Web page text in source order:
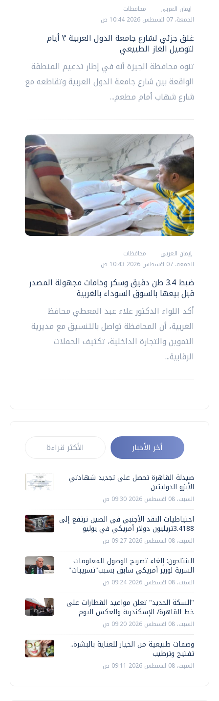
إيمان العربي
محافظات
الجمعة، 07 اغسطس 2026 10:44 ص
غلق جزئي لشارع جامعة الدول العربية ٣ أيام
لتوصيل الغاز الطبيعي
تنوه محافظة الجيزة أنه في إطار تدعيم المنطقة
الواقعة بين شارع جامعة الدول العربية وتقاطعه مع
شارع شهاب أمام مطعم...
إيمان العربي
محافظات
الجمعة، 07 اغسطس 2026 10:43 ص
ضبط 3.4 طن دقيق وسكر وخامات مجهولة المصدر
قبل بيعها بالسوق السوداء بالغربية
أكد اللواء الدكتور علاء عبد المعطي محافظ
الغربية، أن المحافظة تواصل بالتنسيق مع مديرية
التموين والتجارة الداخلية، تكثيف الحملات
الرقابية...
أخر الأخبار الأكثر قراءة
صيدلة القاهرة تحصل على تجديد شهادتي
الأيزو الدوليتين
السبت، 08 اغسطس 2026 09:30 ص
احتياطيات النقد الأجنبي في الصين ترتفع إلى
3.4188تريليون دولار أمريكي في يوليو
السبت، 08 اغسطس 2026 09:27 ص
البنتاجون: إلغاء تصريح الوصول للمعلومات
السرية لوزير أمريكي سابق بسبب"تسريبات"
السبت، 08 اغسطس 2026 09:24 ص
"السكة الحديد" تعلن مواعيد القطارات على
خط القاهرة/ الإسكندرية والعكس اليوم
السبت، 08 اغسطس 2026 09:20 ص
وصفات طبيعية من الخيار للعناية بالبشرة..
تفتيح وترطيب
السبت، 08 اغسطس 2026 09:11 ص